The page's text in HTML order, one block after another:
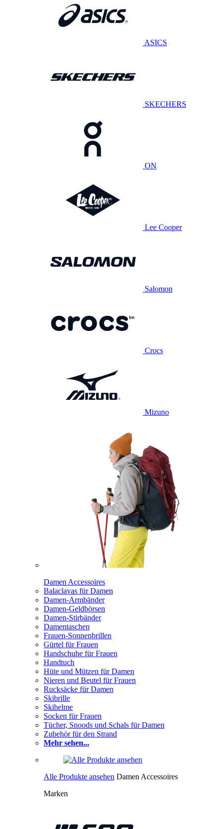
ASICS
SKECHERS
ON
Lee Cooper
Salomon
Crocs
Mizuno
Damen Accessoires
Balaclavas für Damen
Damen-Armbänder
Damen-Geldbörsen
Damen-Stirbänder
Damentaschen
Frauen-Sonnenbrillen
Gürtel für Frauen
Handschuhe für Frauen
Handtuch
Hüte und Mützen für Damen
Nieren und Beutel für Frauen
Rucksäcke für Damen
Skibrille
Skihelme
Socken für Frauen
Tücher, Snoods und Schals für Damen
Zubehör für den Strand
Mehr sehen...
Alle Produkte ansehen Damen Accessoires
Marken